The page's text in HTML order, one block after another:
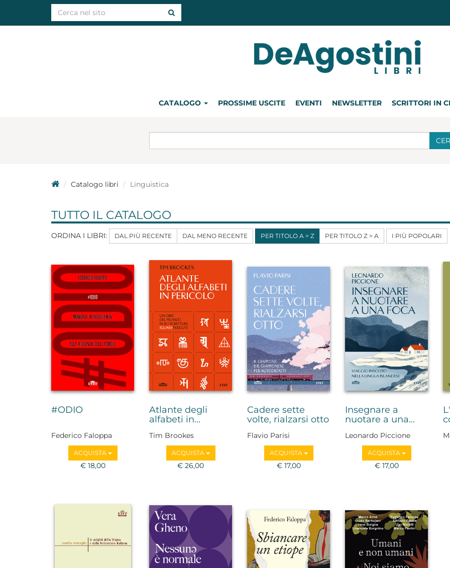
CATALOGO PROSSIME USCITE EVENTI NEWSLETTER SCRITTORI IN
Catalogo libri Linguistica
TUTTO IL CATALOGO
ORDINA I LIBRI: DAL PIÙ RECENTE DAL MENO RECENTE PER TITOLO A > Z PER TITOLO Z > A I PIÙ POPOLARI
#ODIO
Federico Faloppa
ACQUISTA
€ 18,00
Atlante degli
alfabeti in...
Tim Brookes
ACQUISTA
€ 26,00
Cadere sette
volte, rialzarsi otto
Flavio Parisi
ACQUISTA
€ 17,00
Insegnare a
nuotare a una...
Leonardo Piccione
ACQUISTA
€ 17,00